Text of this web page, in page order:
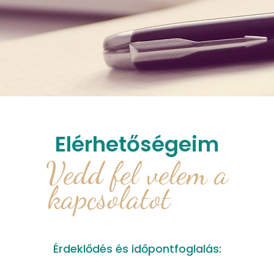
Elérhetőségeim
Vedd fel velem a
kapcsolatot
Érdeklődés és időpontfoglalás: